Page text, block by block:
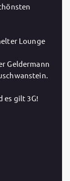
Lounge
Geldermann
es gilt 3G!